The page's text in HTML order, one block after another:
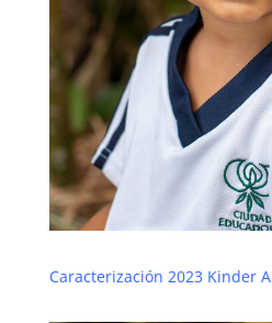
Caracterización 2023 Kinder A